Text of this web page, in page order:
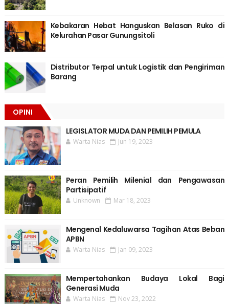
Kebakaran Hebat Hanguskan Belasan Ruko di
Kelurahan Pasar Gunungsitoli
Distributor Terpal untuk Logistik dan Pengiriman
Barang
OPINI
LEGISLATOR MUDA DAN PEMILIH PEMULA
Warta Nias Jun 19, 2023
Peran Pemilih Milenial dan Pengawasan
Partisipatif
Unknown Mar 18, 2023
Mengenal Kedaluwarsa Tagihan Atas Beban
APBN
Warta Nias Jan 09, 2023
Mempertahankan Budaya Lokal Bagi
Generasi Muda
Warta Nias Nov 23, 2022